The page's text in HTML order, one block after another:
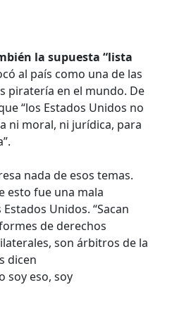
la supuesta “lista
al país como una de las
piratería en el mundo. De
“los Estados Unidos no
ni moral, ni jurídica, para
nada de esos temas.
esto fue una mala
Unidos. “Sacan
de derechos
son árbitros de la
dicen
soy eso, soy